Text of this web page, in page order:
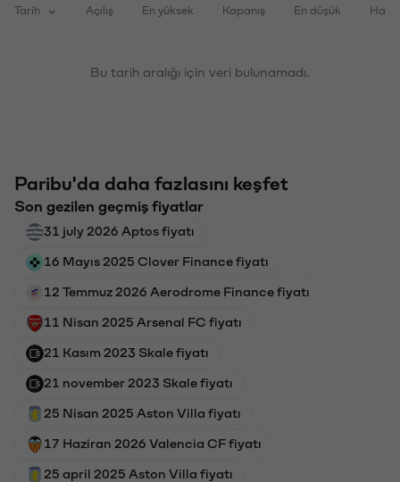
Tarih Açılış En yüksek Kapanış En düşük
Bu tarih aralığı için veri bulunamadı.
Paribu'da daha fazlasını keşfet
Son gezilen geçmiş fiyatlar
31 july 2026 Aptos fiyatı
16 Mayıs 2025 Clover Finance fiyatı
12 Temmuz 2026 Aerodrome Finance fiyatı
11 Nisan 2025 Arsenal FC fiyatı
21 Kasım 2023 Skale fiyatı
21 november 2023 Skale fiyatı
25 Nisan 2025 Aston Villa fiyatı
17 Haziran 2026 Valencia CF fiyatı
25 april 2025 Aston Villa fiyatı